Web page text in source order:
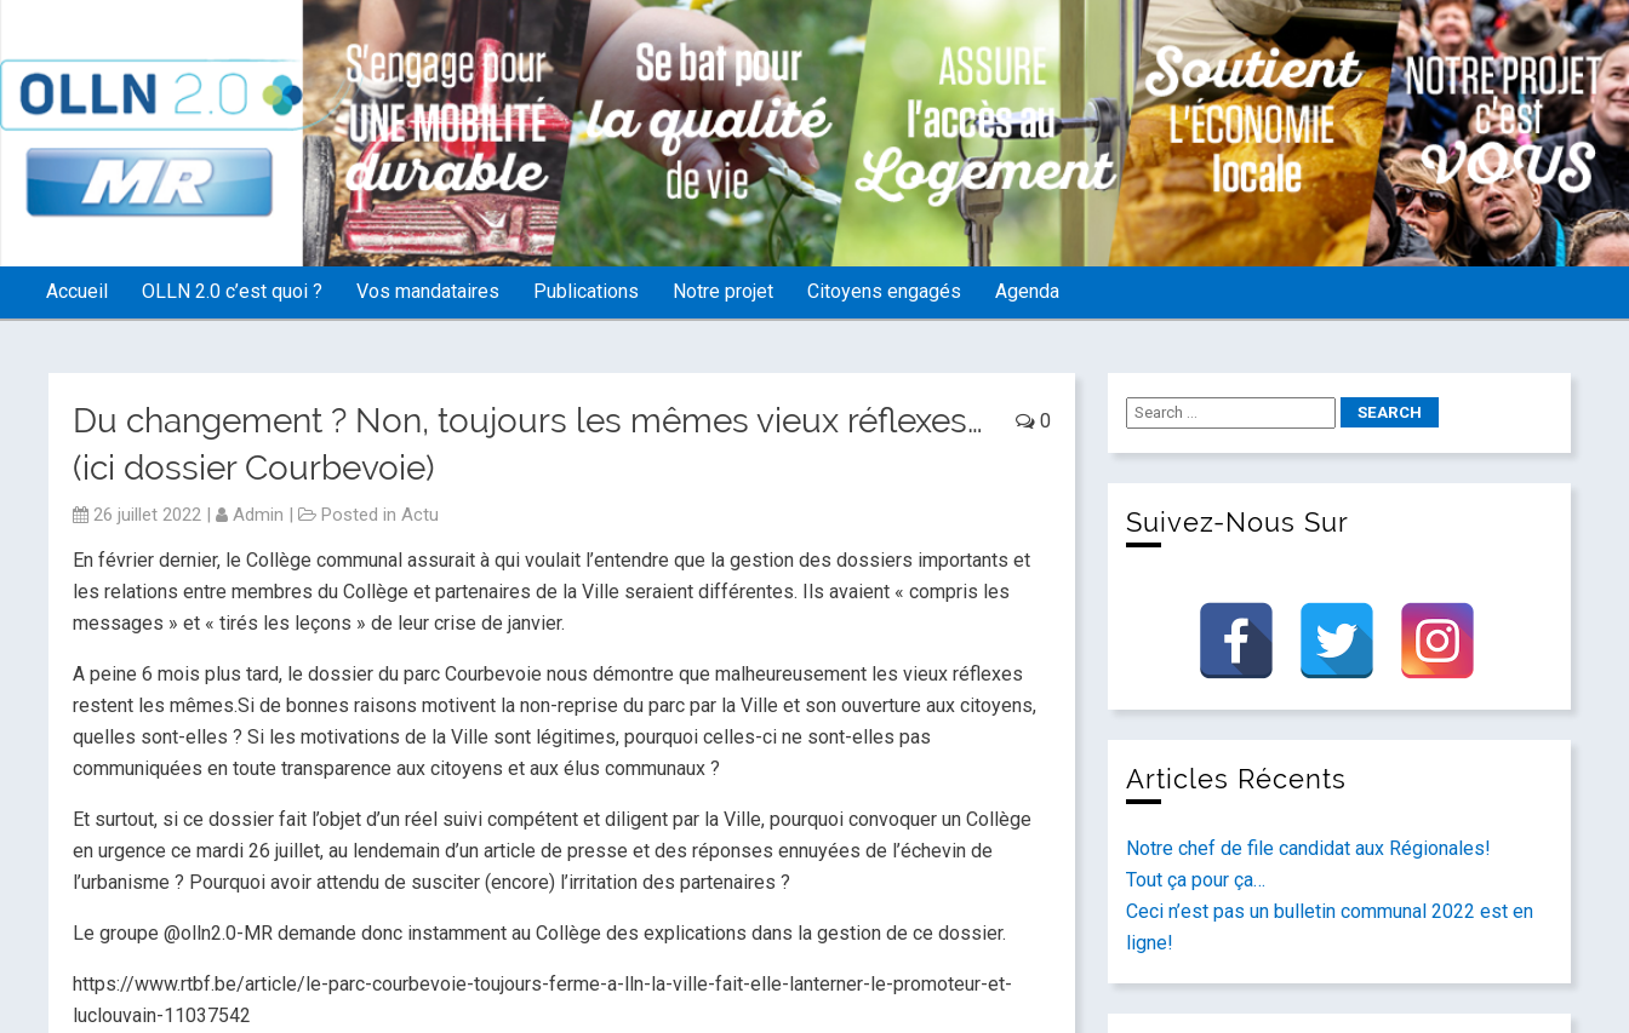
OLLN2.0
Accueil OLLN 2.0 c’est quoi ? Vos mandataires Publications Notre projet Citoyens engagés Agenda
0
Du changement ? Non, toujours les mêmes vieux réflexes…
(ici dossier Courbevoie)
26 juillet 2022 | Admin | Posted in Actu
En février dernier, le Collège communal assurait à qui voulait l’entendre que la gestion des dossiers importants et
les relations entre membres du Collège et partenaires de la Ville seraient différentes. Ils avaient « compris les
messages » et « tirés les leçons » de leur crise de janvier.
A peine 6 mois plus tard, le dossier du parc Courbevoie nous démontre que malheureusement les vieux réflexes
restent les mêmes.Si de bonnes raisons motivent la non-reprise du parc par la Ville et son ouverture aux citoyens,
quelles sont-elles ? Si les motivations de la Ville sont légitimes, pourquoi celles-ci ne sont-elles pas
communiquées en toute transparence aux citoyens et aux élus communaux ?
Et surtout, si ce dossier fait l’objet d’un réel suivi compétent et diligent par la Ville, pourquoi convoquer un Collège
en urgence ce mardi 26 juillet, au lendemain d’un article de presse et des réponses ennuyées de l’échevin de
l’urbanisme ? Pourquoi avoir attendu de susciter (encore) l’irritation des partenaires ?
Le groupe @olln2.0-MR demande donc instamment au Collège des explications dans la gestion de ce dossier.
https://www.rtbf.be/article/le-parc-courbevoie-toujours-ferme-a-lln-la-ville-fait-elle-lanterner-le-promoteur-et-
luclouvain-11037542
Suivez-Nous Sur
Articles Récents
Notre chef de file candidat aux Régionales!
Tout ça pour ça…
Ceci n’est pas un bulletin communal 2022 est en
ligne!